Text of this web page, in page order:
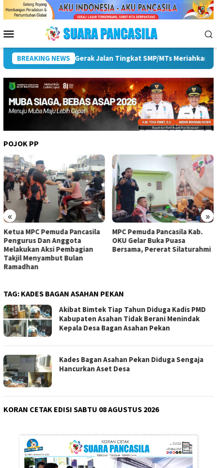
Menu
Mobile
BREAKING NEWSPemkot Lubuk Linggau Sosialisasikan Tanda
POJOK PP
« »
MPC Pemuda Pancasila Kab.
OKU Gelar Buka Puasa
Bersama, Pererat Silaturahmi
Pemuda Pancasila Ranting
Bobosan Gelar Ramadan
Berbagi, Salurkan Takjil dan
TAG: KADES BAGAN ASAHAN PEKAN
Akibat Bimtek Tiap Tahun Diduga Kadis PMD
Kabupaten Asahan Tidak Berani Menindak
Kepala Desa Bagan Asahan Pekan
Kades Bagan Asahan Pekan Diduga Sengaja
Hancurkan Aset Desa
KORAN CETAK EDISI SABTU 08 AGUSTUS 2026